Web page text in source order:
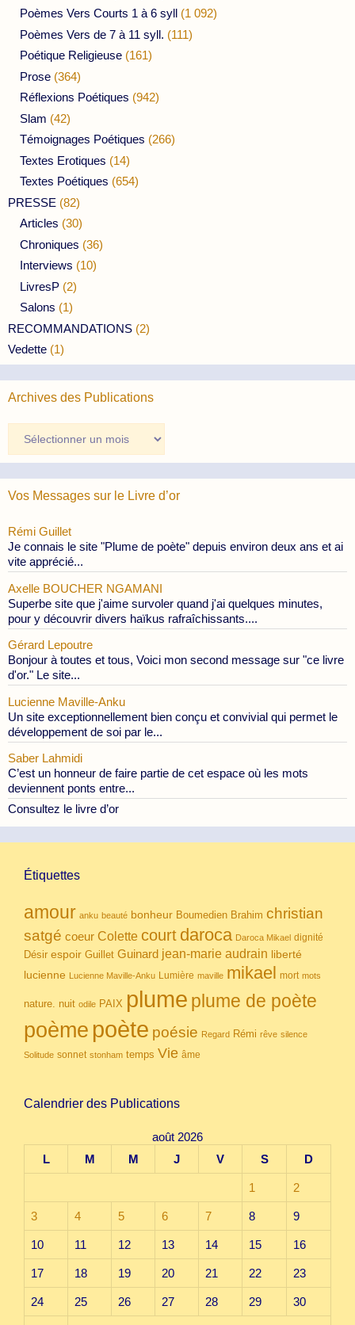
Poèmes Vers Courts 1 à 6 syll (1 092)
Poèmes Vers de 7 à 11 syll. (111)
Poétique Religieuse (161)
Prose (364)
Réflexions Poétiques (942)
Slam (42)
Témoignages Poétiques (266)
Textes Erotiques (14)
Textes Poétiques (654)
PRESSE (82)
Articles (30)
Chroniques (36)
Interviews (10)
LivresP (2)
Salons (1)
RECOMMANDATIONS (2)
Vedette (1)
Archives des Publications
des
Publications
Vos Messages sur le Livre d’or
Rémi Guillet
Je connais le site "Plume de poète" depuis environ deux ans et ai
vite apprécié...
Axelle BOUCHER NGAMANI
Superbe site que j'aime survoler quand j'ai quelques minutes,
pour y découvrir divers haïkus rafraîchissants....
Gérard Lepoutre
Bonjour à toutes et tous, Voici mon second message sur "ce livre
d'or." Le site...
Lucienne Maville-Anku
Un site exceptionnellement bien conçu et convivial qui permet le
développement de soi par le...
Saber Lahmidi
C’est un honneur de faire partie de cet espace où les mots
deviennent ponts entre...
Consultez le livre d’or
Étiquettes
amour anku beauté bonheur Boumedien Brahim christian
satgé coeur Colette court daroca Daroca Mikael dignité
Désir espoir Guillet Guinard jean-marie audrain liberté
lucienne Lucienne Maville-Anku Lumière maville mikael mort mots
nature. nuit odile PAIX plume plume de poète
poème poète poésie Regard Rémi rêve silence
Solitude sonnet stonham temps Vie âme
Calendrier des Publications
août 2026
L
M M J V S D
1 2
3 4 5 6 7 8 9
10 11 12 13 14 15 16
17 18 19 20 21 22 23
24 25 26 27 28 29 30